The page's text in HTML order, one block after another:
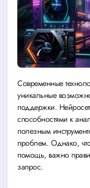
Современные технологии предоставляют нам
уникальные
поддержки.
способностями к
полезным
проблем. Однако,
помощь, важно
запрос.